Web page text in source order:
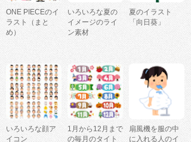
ONE PIECEのイ
ラスト（まと
め）
いろいろな夏の
イメージのライ
ン素材
夏のイラスト
「向日葵」
いろいろな顔ア
イコン
1月から12月まで
の毎月のタイト
扇風機を服の中
に入れる人のイ